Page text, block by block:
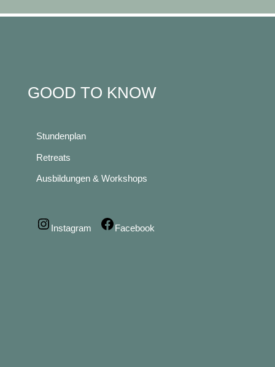
GOOD TO KNOW
Stundenplan
Retreats
Ausbildungen & Workshops
Instagram Facebook